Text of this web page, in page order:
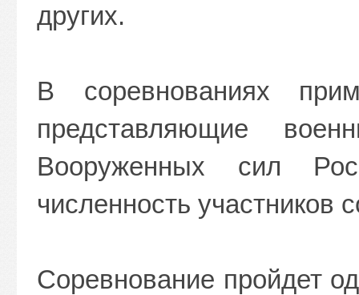
других.
В соревнованиях
представляющие
Вооруженных сил
численность участников
Соревнование пройдет